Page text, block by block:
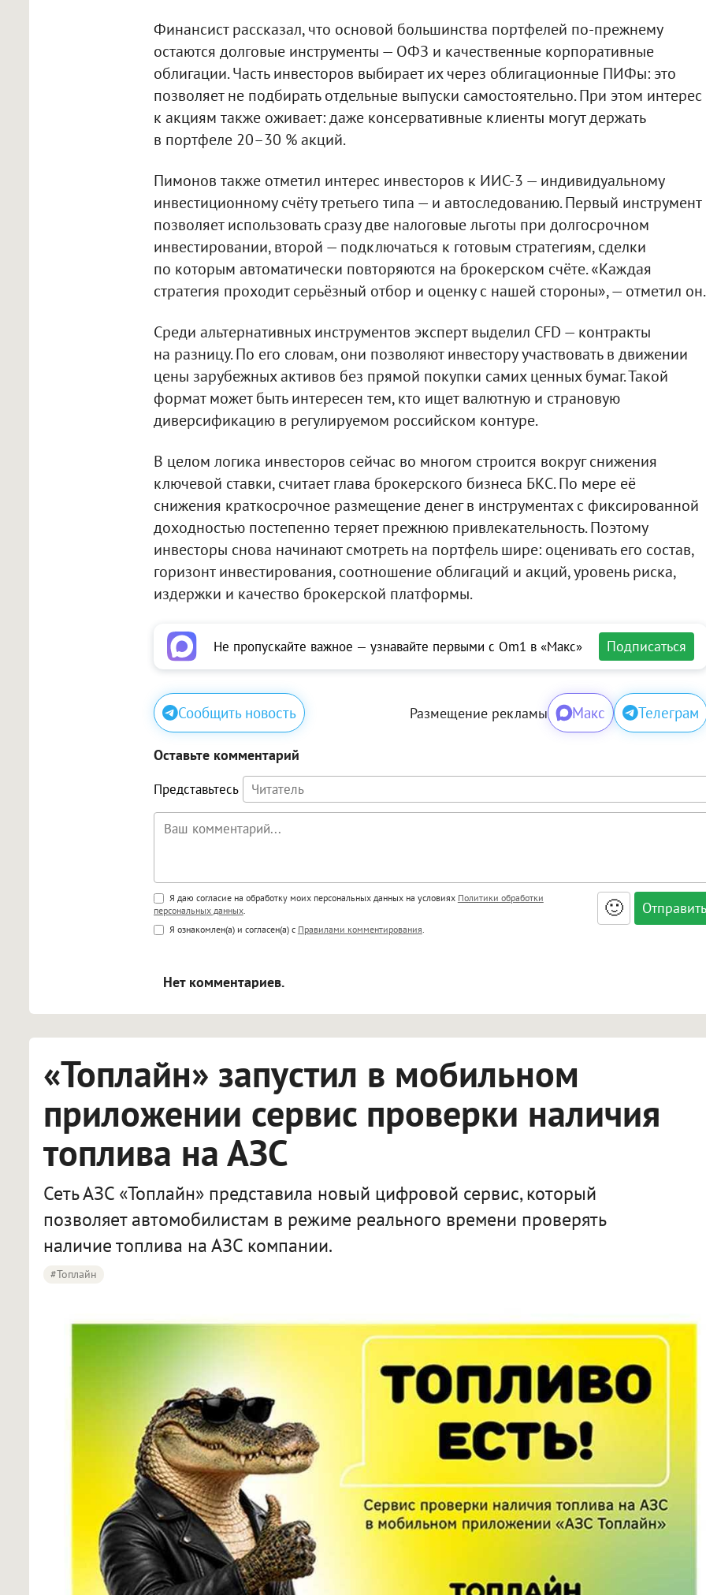
Финансист рассказал, что основой большинства портфелей по-прежнему
остаются долговые инструменты — ОФЗ и качественные корпоративные
облигации. Часть инвесторов выбирает их через облигационные ПИФы: это
позволяет не подбирать отдельные выпуски самостоятельно. При этом интерес
к акциям также оживает: даже консервативные клиенты могут держать
в портфеле 20–30 % акций.
Пимонов также отметил интерес инвесторов к ИИС-3 — индивидуальному
инвестиционному счёту третьего типа — и автоследованию. Первый инструмент
позволяет использовать сразу две налоговые льготы при долгосрочном
инвестировании, второй — подключаться к готовым стратегиям, сделки
по которым автоматически повторяются на брокерском счёте. «Каждая
стратегия проходит серьёзный отбор и оценку с нашей стороны», — отметил он.
Среди альтернативных инструментов эксперт выделил CFD — контракты
на разницу. По его словам, они позволяют инвестору участвовать в движении
цены зарубежных активов без прямой покупки самих ценных бумаг. Такой
формат может быть интересен тем, кто ищет валютную и страновую
диверсификацию в регулируемом российском контуре.
В целом логика инвесторов сейчас во многом строится вокруг снижения
ключевой ставки, считает глава брокерского бизнеса БКС. По мере её
снижения краткосрочное размещение денег в инструментах с фиксированной
доходностью постепенно теряет прежнюю привлекательность. Поэтому
инвесторы снова начинают смотреть на портфель шире: оценивать его состав,
горизонт инвестирования, соотношение облигаций и акций, уровень риска,
издержки и качество брокерской платформы.
Не пропускайте важное — узнавайте первыми с Om1 в «Макс» Подписаться
Сообщить новость Размещение рекламы Макс Телеграм
Оставьте комментарий
Представьтесь
Поддержка HTML
<b>, <strong>, <u>, <i>, <em>, <s>, <big>, <small>, <sup>, <sub>, <pre>, <ul>, <ol>, <li>,
<blockquote>, <code> экранирует HTML, адреса URL автоматически становятся ссылками, и
Я даю согласие на обработку моих персональных данных на условиях Политики обработки
персональных данных.
Я ознакомлен(а) и согласен(а) с Правилами комментирования.
🙂
Нет комментариев.
«Топлайн» запустил в мобильном
приложении сервис проверки наличия
топлива на АЗС
Сеть АЗС «Топлайн» представила новый цифровой сервис, который
позволяет автомобилистам в режиме реального времени проверять
наличие топлива на АЗС компании.
#Топлайн